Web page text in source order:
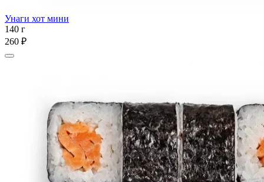
Унаги хот мини
140 г
260 ₽